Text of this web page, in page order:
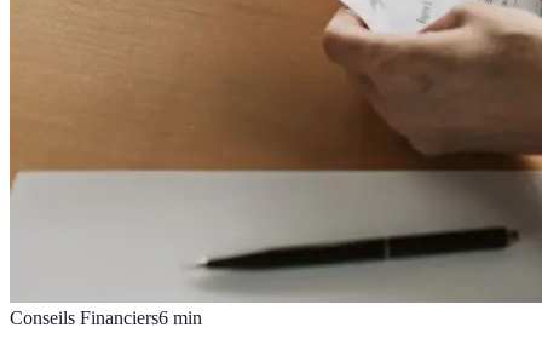
Conseils Financiers6 min